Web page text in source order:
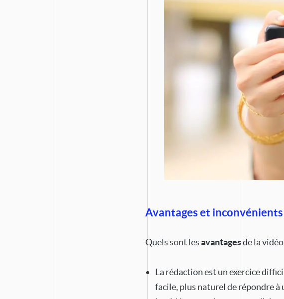
Avantages et
Quels sont lesavantagesde la
La rédaction est un exercice
facile, plus naturel de répondre à